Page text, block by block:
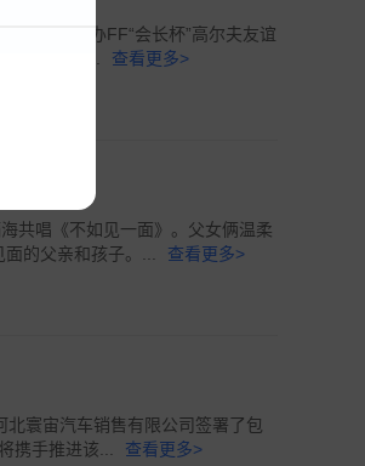
Club）举办FF“会长杯”高尔夫友谊
查看更多>
共唱《不如见一面》。父女俩温柔
的父亲和孩子。...
查看更多>
寰宙汽车销售有限公司签署了包
携手推进该...
查看更多>